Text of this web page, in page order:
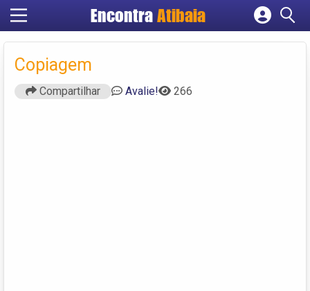
Encontra Atibaia
Cadastrar empresa
Copiagem
Compartilhar Avalie! 266